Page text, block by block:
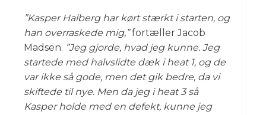
”Kasper Halberg har kørt stærkt i starten, og
han overraskede mig,”fortæller Jacob
Madsen. ”Jeg gjorde, hvad jeg kunne. Jeg
startede med halvslidte dæk i heat 1, og de
var ikke så gode, men det gik bedre, da vi
skiftede til nye. Men da jeg i heat 3 så
Kasper holde med en defekt, kunne jeg